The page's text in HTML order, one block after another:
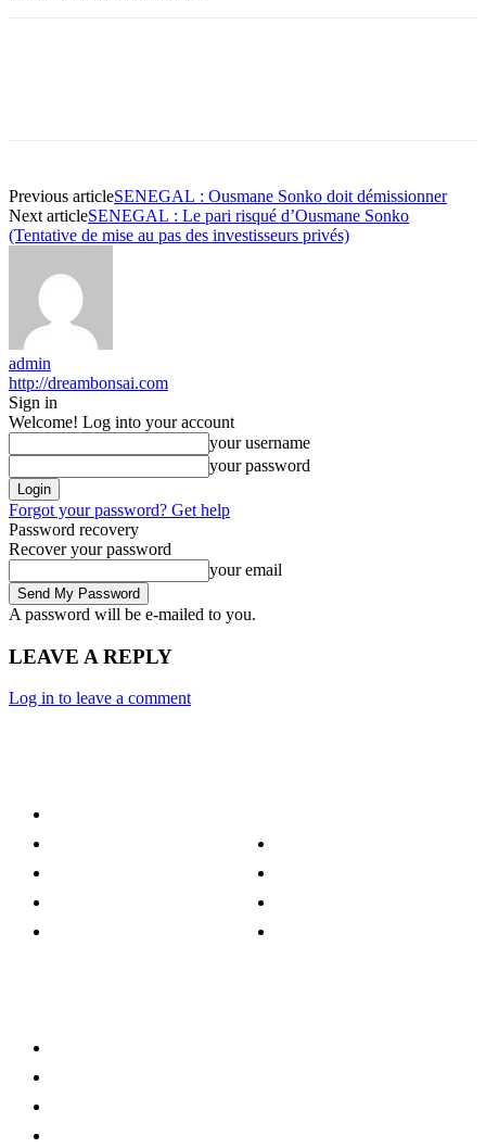
Previous articleSENEGAL : Ousmane Sonko doit démissionner
Next articleSENEGAL : Le pari risqué d’Ousmane Sonko
(Tentative de mise au pas des investisseurs privés)
admin
http://dreambonsai.com
Sign in
Welcome! Log into your account
your username
your password
Forgot your password? Get help
Password recovery
Recover your password
your email
A password will be e-mailed to you.
LEAVE A REPLY
Log in to leave a comment